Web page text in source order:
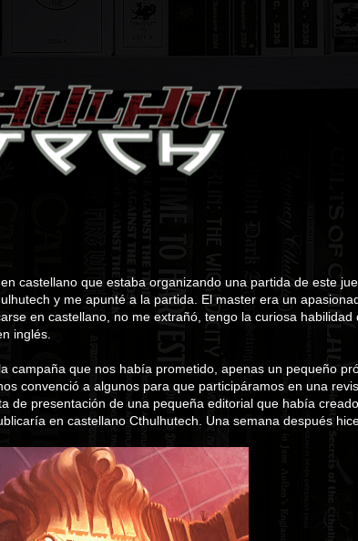
castellano que estaba organizando una partida de este
y me apunté a la partida. El master era un
en castellano, no me extrañó, tengo la curiosa habilidad
inglés.
campaña que nos había prometido, apenas un pequeño
convenció a algunos para que participáramos en una
de presentación de una pequeña editorial que había
en castellano Cthulhutech. Una semana después